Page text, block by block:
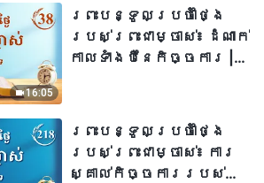
16:05
ព្រះបន្ទូលប្រចាំថ្ងៃ
របស់ព្រះជាម្ចាស់៖ ដំណាក់
កាលទាំងបីនៃកិច្ចការ |
ព្រះបន្ទូលប្រចាំថ្ងៃ
របស់ព្រះជាម្ចាស់៖ ការ
ស្គាល់កិច្ចការរបស់